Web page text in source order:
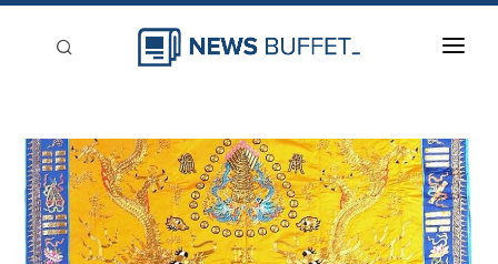
新聞稿分類
登入
刊登